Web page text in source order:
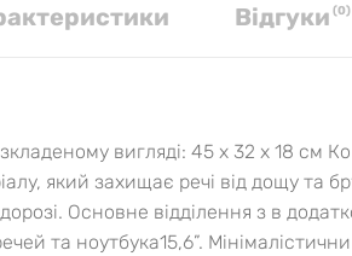
Вiдгуки (0)
вигляді: 45 х 32 х 18 см
який захищає речі від дощу та
Основне відділення з в
та ноутбука15,6”.